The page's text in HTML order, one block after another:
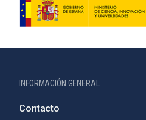
INFORMACIÓN GENERAL
Contacto